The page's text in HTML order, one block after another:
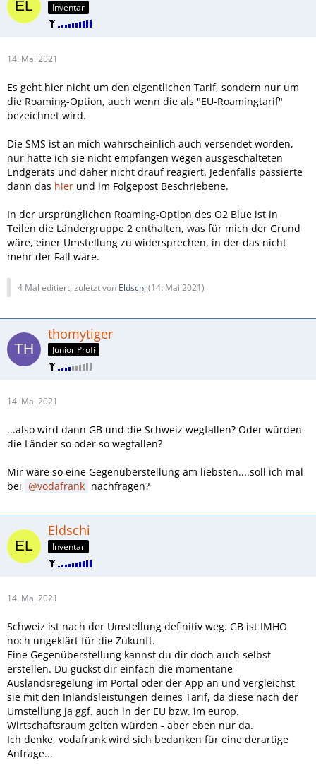
Inventar
14. Mai 2021
Es geht hier nicht um den eigentlichen Tarif, sondern nur um
die Roaming-Option, auch wenn die als "EU-Roamingtarif"
bezeichnet wird.
Die SMS ist an mich wahrscheinlich auch versendet worden,
nur hatte ich sie nicht empfangen wegen ausgeschalteten
Endgeräts und daher nicht drauf reagiert. Jedenfalls passierte
dann das hier und im Folgepost Beschriebene.
In der ursprünglichen Roaming-Option des O2 Blue ist in
Teilen die Ländergruppe 2 enthalten, was für mich der Grund
wäre, einer Umstellung zu widersprechen, in der das nicht
mehr der Fall wäre.
4 Mal editiert, zuletzt von Eldschi (14. Mai 2021)
thomytiger
Junior Profi
14. Mai 2021
...also wird dann GB und die Schweiz wegfallen? Oder würden
die Länder so oder so wegfallen?
Mir wäre so eine Gegenüberstellung am liebsten....soll ich mal
bei
vodafrank nachfragen?
Eldschi
Inventar
14. Mai 2021
Schweiz ist nach der Umstellung definitiv weg. GB ist IMHO
noch ungeklärt für die Zukunft.
Eine Gegenüberstellung kannst du dir doch auch selbst
erstellen. Du guckst dir einfach die momentane
Auslandsregelung im Portal oder der App an und vergleichst
sie mit den Inlandsleistungen deines Tarif, da diese nach der
Umstellung ja ggf. auch in der EU bzw. im europ.
Wirtschaftsraum gelten würden - aber eben nur da.
Ich denke, vodafrank wird sich bedanken für eine derartige
Anfrage...